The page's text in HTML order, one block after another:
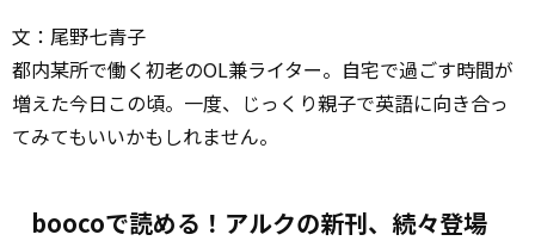
文：尾野七青子
都内某所で働く初老のOL兼ライター。自宅で過ごす時間が
増えた今日この頃。一度、じっくり親子で英語に向き合っ
てみてもいいかもしれません。
boocoで読める！アルクの新刊、続々登場